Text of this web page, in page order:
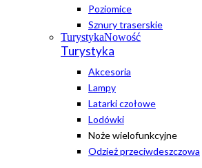
Poziomice
Sznury traserskie
TurystykaNowość
Turystyka
Akcesoria
Lampy
Latarki czołowe
Lodówki
Noże wielofunkcyjne
Odzież przeciwdeszczowa